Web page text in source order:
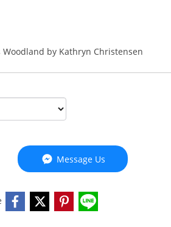
by Kathryn Christensen
Message Us